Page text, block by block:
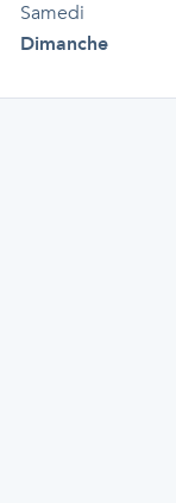
Samedi
Dimanche